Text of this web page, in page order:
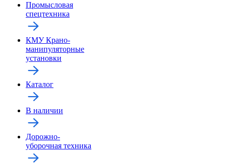
Промысловая
спецтехника
КМУ Крано-
манипуляторные
установки
Каталог
В наличии
Дорожно-
уборочная техника